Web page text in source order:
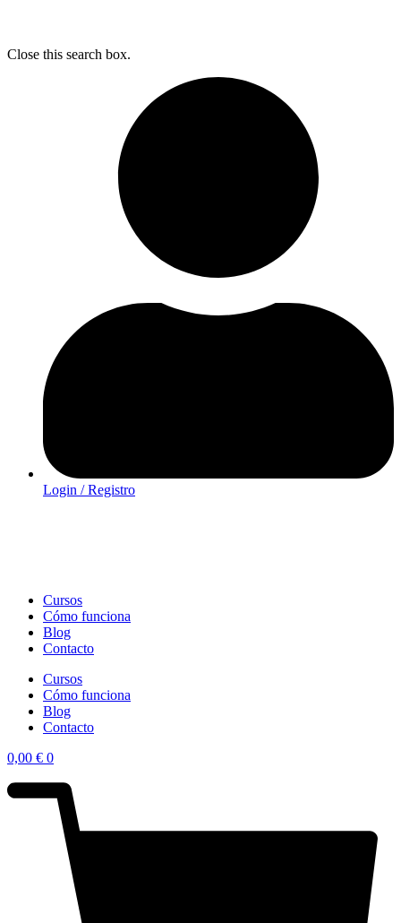
Close this search box.
Login / Registro
Cursos
Cómo funciona
Blog
Contacto
Cursos
Cómo funciona
Blog
Contacto
0,00 € 0